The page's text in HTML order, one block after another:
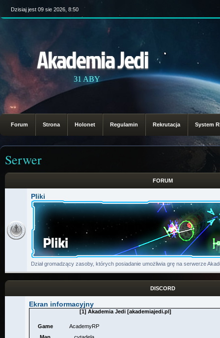
Dzisiaj jest 09 sie 2026, 8:50
Akademia Jedi
31 ABY
Forum Strona Holonet Regulamin Rekrutacja System
Serwer
FORUM
Pliki
Dział gromadzący zasoby, których posiadanie umożliwia grę na serwerze
DISCORD
Ekran informacyjny